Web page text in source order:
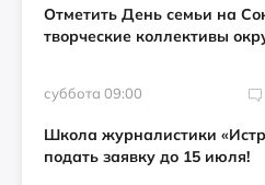
Отметить День семьи на
творческие коллективы
суббота 09:00
Школа журналистики
подать заявку до 15 июля!